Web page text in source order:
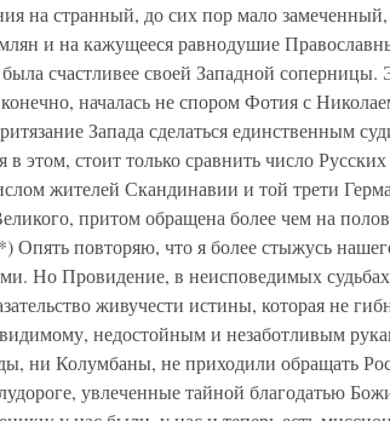
на странный, до сих пор мало
и на кажущееся равнодушие
счастливее своей Западной соперницы.
началась не спором Фотия с
Запада сделаться единственным
в этом, стоит только сравнить число
жителей Скандинавии и той трети
притом обращена более чем на
Опять повторяю, что я более стыжусь
Но Провидение, в неисповедимых
живучести истины, которая не
видимому, недостойным и незаботливым
ни Колумбаны, не приходили обращать
увлеченные тайной благодатью